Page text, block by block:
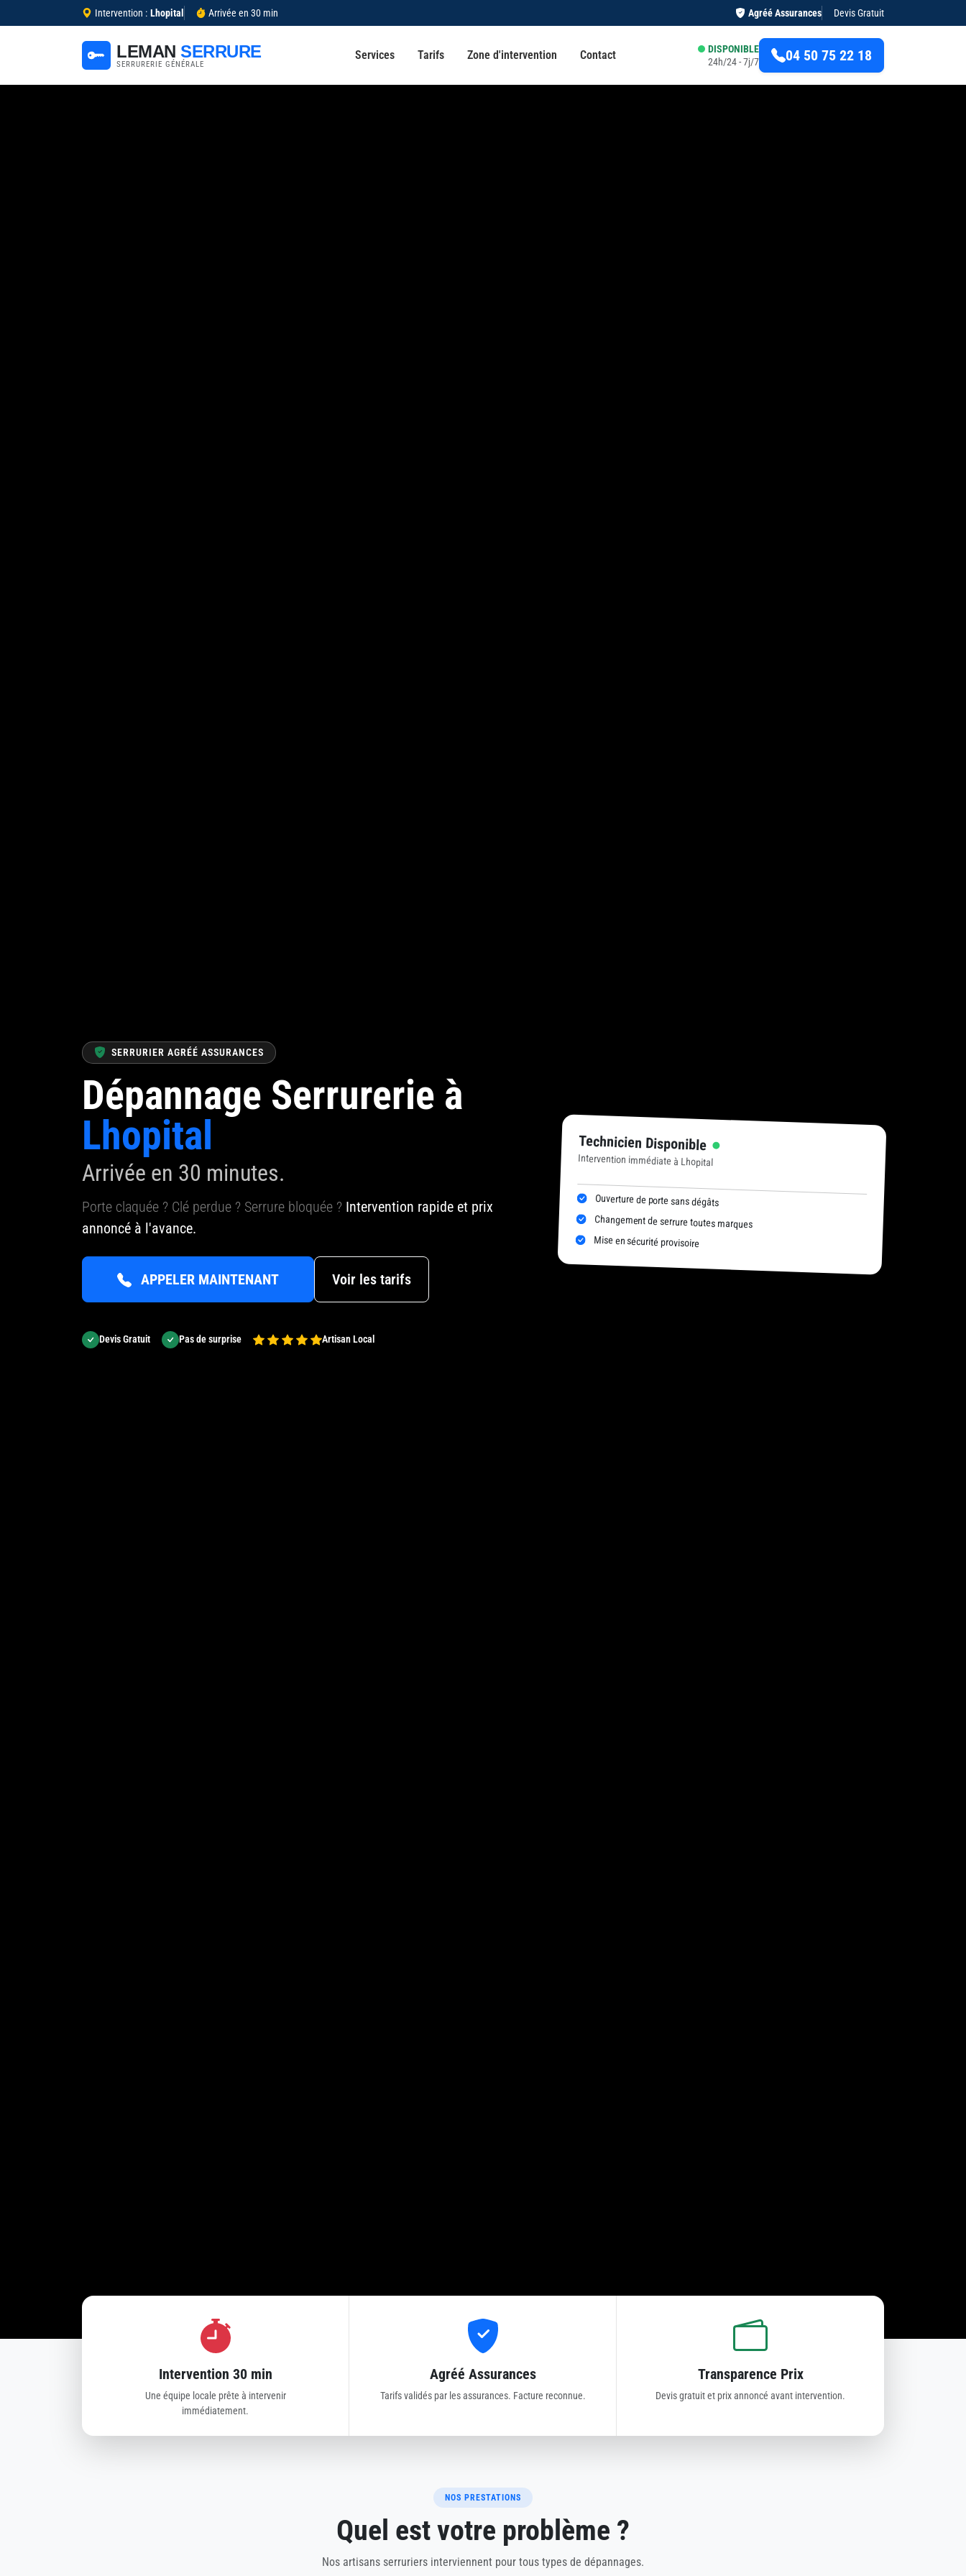
Intervention : Lhopital Arrivée en 30 min Agréé Assurances Devis Gratuit
LEMAN SERRURE
SERRURERIE GÉNÉRALE
Services Tarifs Zone d'intervention Contact
DISPONIBLE
24h/24 - 7j/7
04 50 75 22 18
SERRURIER AGRÉÉ ASSURANCES
Dépannage Serrurerie à
Lhopital
Arrivée en 30 minutes.
Porte claquée ? Clé perdue ? Serrure bloquée ? Intervention rapide et prix
annoncé à l'avance.
APPELER MAINTENANT Voir les tarifs
Devis Gratuit Pas de surprise Artisan Local
Technicien Disponible
Intervention immédiate à Lhopital
Ouverture de porte sans dégâts
Changement de serrure toutes marques
Mise en sécurité provisoire
Intervention 30 min
Une équipe locale prête à intervenir
immédiatement.
Agréé Assurances
Tarifs validés par les assurances. Facture reconnue.
Transparence Prix
Devis gratuit et prix annoncé avant intervention.
NOS PRESTATIONS
Quel est votre problème ?
Nos artisans serruriers interviennent pour tous types de dépannages.